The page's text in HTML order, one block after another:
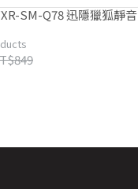
競滑鼠
SM-Q78 迅隱獵狐靜音